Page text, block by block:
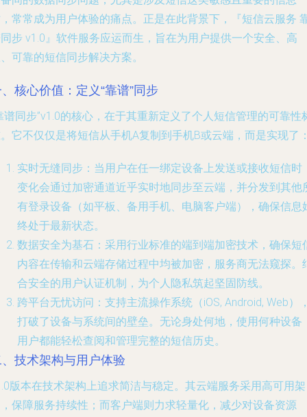
常常成为用户体验的痛点。正是在此背景下，『短信云服务
步 v1.0』软件服务应运而生，旨在为用户提供一个安全、高
可靠的短信同步解决方案。
核心价值：定义“靠谱”同步
谱同步”v1.0的核心，在于其重新定义了个人短信管理的可靠性
它不仅仅是将短信从手机A复制到手机B或云端，而是实现了
实时无缝同步 ：当用户在任一绑定设备上发送或接收短信时
变化会通过加密通道近乎实时地同步至云端，并分发到其他
有登录设备（如平板、备用手机、电脑客户端），确保信息
终处于最新状态。
数据安全为基石 ：采用行业标准的端到端加密技术，确保短
内容在传输和云端存储过程中均被加密，服务商无法窥探。
合安全的用户认证机制，为个人隐私筑起坚固防线。
跨平台无忧访问 ：支持主流操作系统（iOS, Android, Web）
打破了设备与系统间的壁垒。无论身处何地，使用何种设备
用户都能轻松查阅和管理完整的短信历史。
技术架构与用户体验
版本在技术架构上追求简洁与稳定。其云端服务采用高可用架
保障服务持续性；而客户端则力求轻量化，减少对设备资源